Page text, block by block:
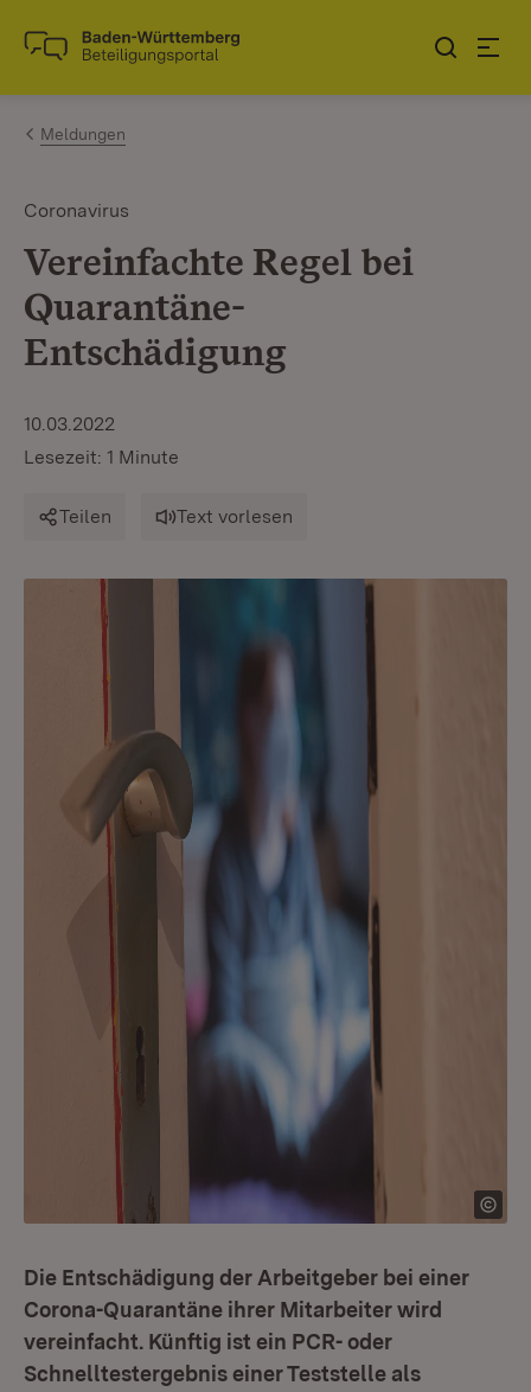
Zum Inhalt springen
Link zur Startseite
Meldungen
Coronavirus
Vereinfachte Regel bei
Quarantäne-
Entschädigung
10.03.2022
Lesezeit: 1 Minute
Teilen Text vorlesen
Die Entschädigung der Arbeitgeber bei einer
Corona-Quarantäne ihrer Mitarbeiter wird
vereinfacht. Künftig ist ein PCR- oder
Schnelltestergebnis einer Teststelle als